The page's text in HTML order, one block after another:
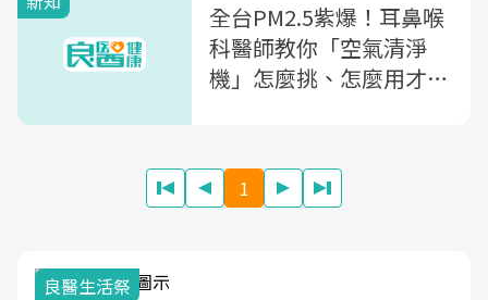
全台PM2.5紫爆！耳鼻喉
科醫師教你「空氣清淨
機」怎麼挑、怎麼用才防
1
我與健康韌性的距離